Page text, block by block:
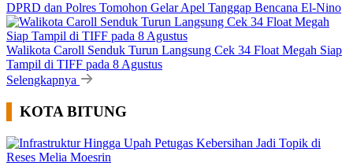
DPRD dan Polres Tomohon Gelar Apel Tanggap Bencana El-Nino
Walikota Caroll Senduk Turun Langsung Cek 34 Float Megah Siap
Tampil di TIFF pada 8 Agustus
Selengkapnya
KOTA BITUNG